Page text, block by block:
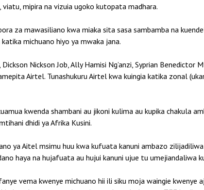
mipira na vizuia ugoko kutopata madhara.
za mawasiliano kwa miaka sita sasa sambamba na
michuano hiyo ya mwaka jana.
Nickson Job, Ally Hamisi Ng’anzi, Syprian Benedictor
Airtel. Tunashukuru Airtel kwa kuingia katika zonal
kwenda shambani au jikoni kulima au kupika chakula
dhidi ya Afrika Kusini.
ya Aitel msimu huu kwa kufuata kanuni ambazo
haya na hujafuata au hujui kanuni ujue tu umejiandaliwa
vema kwenye michuano hii ili siku moja waingie kwenye